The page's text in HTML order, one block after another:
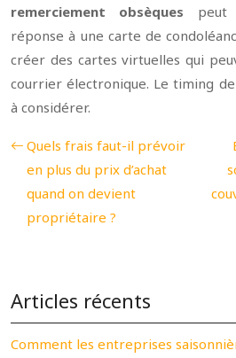
remerciement obsèques peut
réponse à une carte de
créer des cartes virtuelles qui
courrier électronique. Le timing de
à considérer.
Quels frais faut-il prévoir
en plus du prix d’achat
quand on devient
propriétaire ?
Articles récents
Comment les entreprises